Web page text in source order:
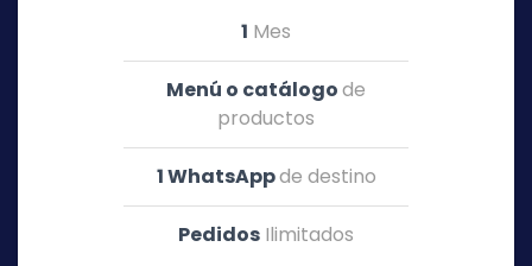
1 Mes
Menú o catálogode
productos
1 WhatsAppde destino
Pedidos Ilimitados